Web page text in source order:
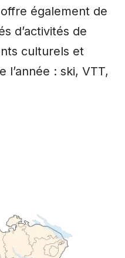
également de
d’activités de
culturels et
: ski, VTT,